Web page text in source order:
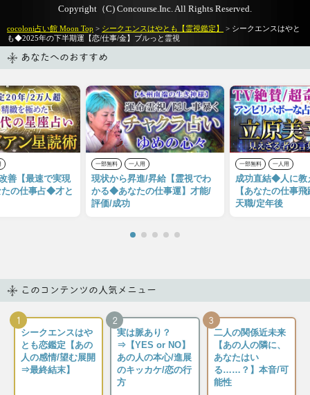
Copyright（C) Concourse.Inc. All Rights Reserved.
cocoloni占い館 Moon Top > シークエンスはやとも【霊視鑑定】
> シークエンスはやと
も◆2025年の下半期運【恋/仕事/金】ブルっと霊視
あなたへのおすすめ
善【最速で実現
の仕事占◆才と
一部無料 一人用
現状から昇進/昇給【霊視でわ
かる◆あなたの仕事運】才能/
評価/成功
一部無料 一人用
成功直結◆人に教
【あなたの仕事
天職/定年後
このコンテンツの人気メニュー
1
シークエンスはや
とも恋鑑定【あの
人の感情/望む展開
⇒最終結末】
2
実は脈あり？
⇒【YES or NO】
あの人の本心/進展
のキッカケ/恋の行
方
3
二人の関係近未来
【あの人の隣に、
あなたはい
る……？】本音/可
能性